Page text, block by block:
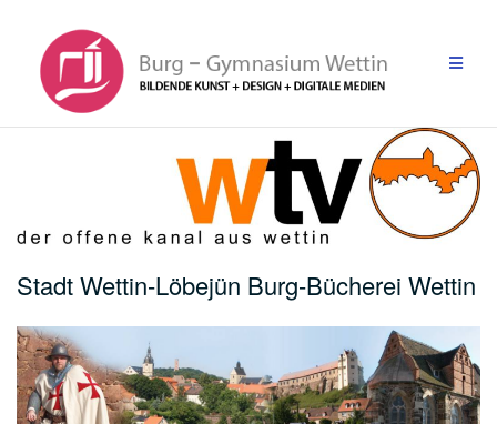
springen
Stadt Wettin-Löbejün Burg-Bücherei Wettin